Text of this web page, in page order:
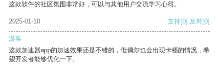
这款软件的社区氛围非常好，可以与其他用户交流学习心得。
2025-01-10 支持[0] 反对[0]
游客
这款加速器app的加速效果还是不错的，但偶尔也会出现卡顿的情况，希
望开发者能够优化一下。